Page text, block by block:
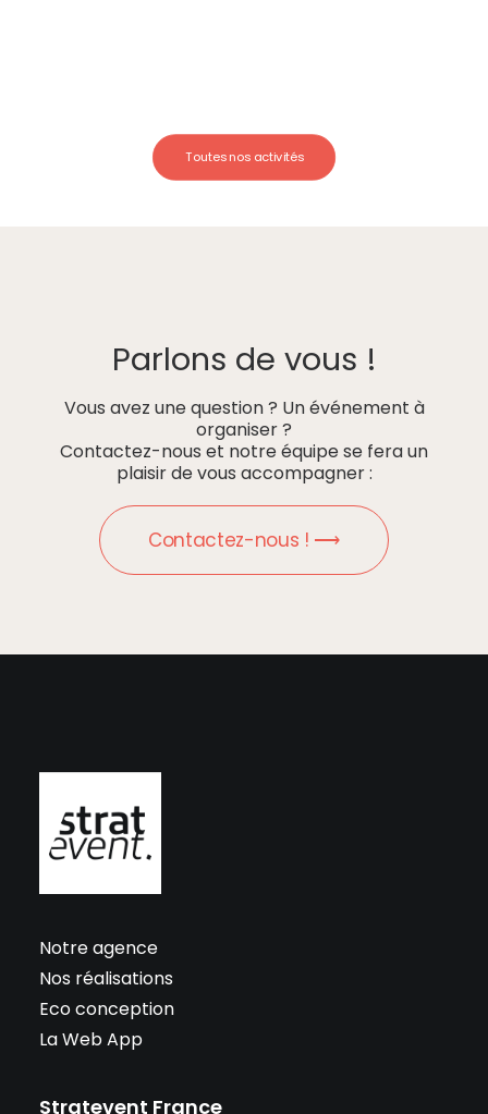
Toutes nos activités
Parlons de vous !
Vous avez une question ? Un événement à
organiser ?
Contactez-nous et notre équipe se fera un
plaisir de vous accompagner :
Contactez-nous ! ⟶
Notre agence
Nos réalisations
Eco conception
La Web App
Stratevent France